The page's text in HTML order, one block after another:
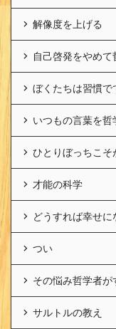
解像度を上げる
自己啓発をやめて
ぼくたちは習慣で
いつもの言葉を哲
ひとりぼっちこそ
才能の科学
どうすれば幸せ
つい
その悩み哲学者
サルトルの教え